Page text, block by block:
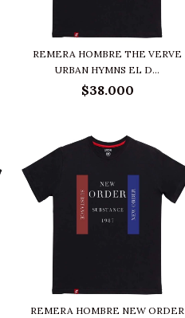
REMERA HOMBRE THE VERVE
URBAN HYMNS EL D...
$38.000
REMERA HOMBRE NEW ORDER